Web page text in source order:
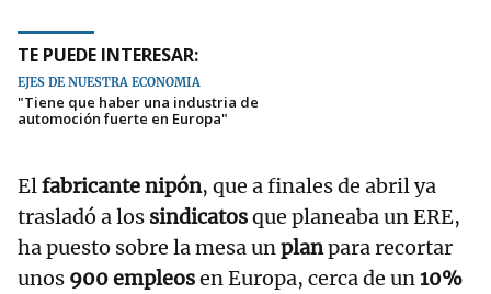
TE PUEDE INTERESAR:
EJES DE NUESTRA ECONOMÍA
"Tiene que haber una industria de
automoción fuerte en Europa"
Elfabricante nipón, que a finales de abril ya
trasladó a los sindicatosque planeaba un ERE,
ha puesto sobre la mesa unplanpara recortar
unos 900 empleosen Europa, cerca de un10%